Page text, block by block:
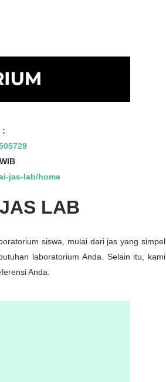
:
jas-lab/home
LAB
siswa, mulai dari jas yang simpel
laboratorium Anda. Selain itu, kami
Anda.